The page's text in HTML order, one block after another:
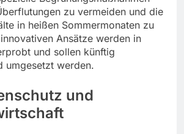
zu vermeiden und die
in heißen Sommermonaten zu
Ansätze werden in
und sollen künftig
umgesetzt werden.
und